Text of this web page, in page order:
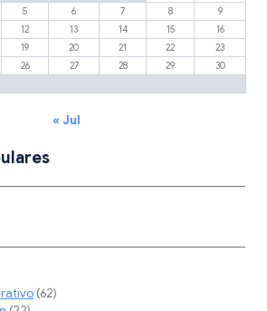
5 6 7 8
9
12 13 14 15
16
19 20 21 22
23
26 27 28 29
30
« Jul
(62)